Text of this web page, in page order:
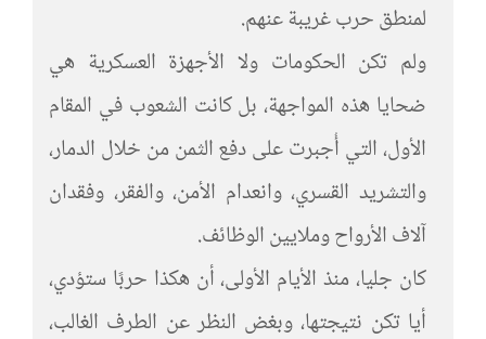
لمنطق حرب غريبة عنهم.
ولم تكن الحكومات ولا الأجهزة العسكرية هي
ضحايا هذه المواجهة، بل كانت الشعوب في المقام
الأول، التي أُجبرت على دفع الثمن من خلال الدمار،
والتشريد القسري، وانعدام الأمن، والفقر، وفقدان
آلاف الأرواح وملايين الوظائف.
كان جليا، منذ الأيام الأولى، أن هكذا حربًا ستؤدي،
أيا تكن نتيجتها، وبغض النظر عن الطرف الغالب،